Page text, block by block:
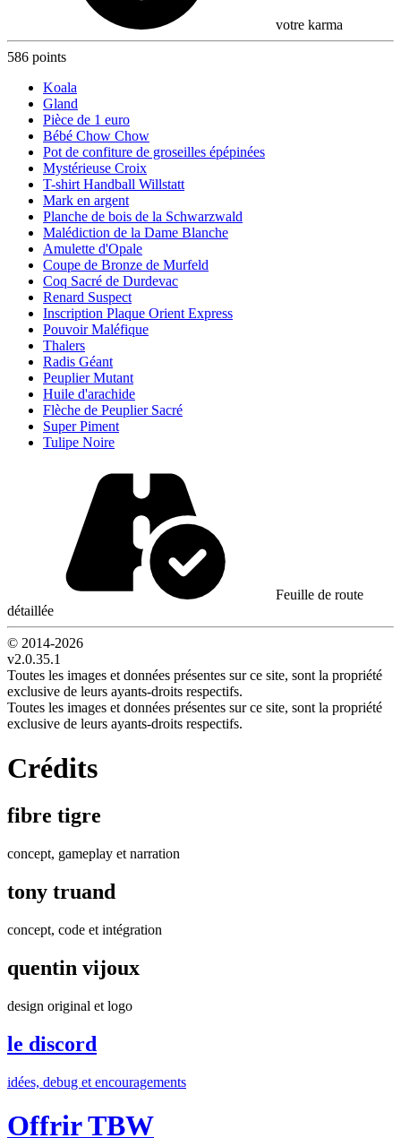
votre karma
586 points
Koala
Gland
Pièce de 1 euro
Bébé Chow Chow
Pot de confiture de groseilles épépinées
Mystérieuse Croix
T-shirt Handball Willstatt
Mark en argent
Planche de bois de la Schwarzwald
Malédiction de la Dame Blanche
Amulette d'Opale
Coupe de Bronze de Murfeld
Coq Sacré de Durdevac
Renard Suspect
Inscription Plaque Orient Express
Pouvoir Maléfique
Thalers
Radis Géant
Peuplier Mutant
Huile d'arachide
Flèche de Peuplier Sacré
Super Piment
Tulipe Noire
Feuille de route
détaillée
© 2014-2026
v2.0.35.1
Toutes les images et données présentes sur ce site, sont la propriété
exclusive de leurs ayants-droits respectifs.
Toutes les images et données présentes sur ce site, sont la propriété
exclusive de leurs ayants-droits respectifs.
Crédits
fibre tigre
concept, gameplay et narration
tony truand
concept, code et intégration
quentin vijoux
design original et logo
le discord
idées, debug et encouragements
Offrir TBW